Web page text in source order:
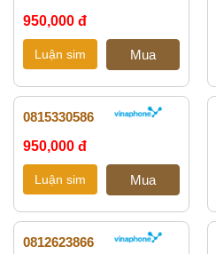
950,000 đ
0815330586
950,000 đ
0812623866